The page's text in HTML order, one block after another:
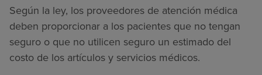
Según la ley, los proveedores de atención médica
deben proporcionar a los pacientes que no tengan
seguro o que no utilicen seguro un estimado del
costo de los artículos y servicios médicos.